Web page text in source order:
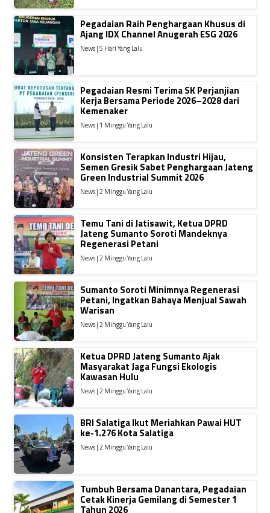
Pegadaian Raih Penghargaan Khusus di
Ajang IDX Channel Anugerah ESG 2026
News | 5 Hari Yang Lalu
Pegadaian Resmi Terima SK Perjanjian
Kerja Bersama Periode 2026–2028 dari
Kemenaker
News | 1 Minggu Yang Lalu
Konsisten Terapkan Industri Hijau,
Semen Gresik Sabet Penghargaan Jateng
Green Industrial Summit 2026
News | 2 Minggu Yang Lalu
Temu Tani di Jatisawit, Ketua DPRD
Jateng Sumanto Soroti Mandeknya
Regenerasi Petani
News | 2 Minggu Yang Lalu
Sumanto Soroti Minimnya Regenerasi
Petani, Ingatkan Bahaya Menjual Sawah
Warisan
News | 2 Minggu Yang Lalu
Ketua DPRD Jateng Sumanto Ajak
Masyarakat Jaga Fungsi Ekologis
Kawasan Hulu
News | 2 Minggu Yang Lalu
BRI Salatiga Ikut Meriahkan Pawai HUT
ke-1.276 Kota Salatiga
News | 2 Minggu Yang Lalu
Tumbuh Bersama Danantara, Pegadaian
Cetak Kinerja Gemilang di Semester 1
Tahun 2026